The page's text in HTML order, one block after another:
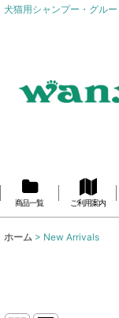
犬猫用シャンプー・グル
商品一覧 ご利用案内
ホーム > New Arrivals